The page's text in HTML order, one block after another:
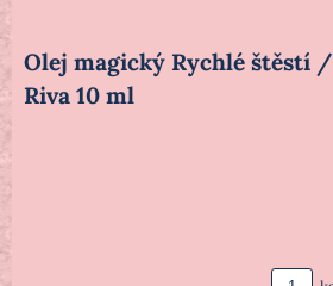
Olej magický Rychlé štěstí
Riva 10 ml